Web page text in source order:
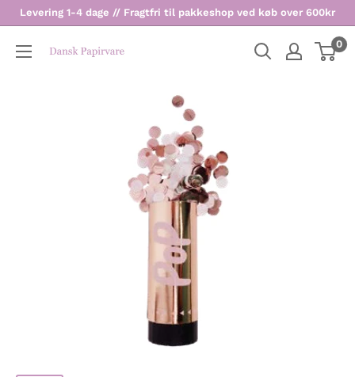
Levering 1-4 dage // Fragtfri til pakkeshop ved køb over 600kr
Dansk
0